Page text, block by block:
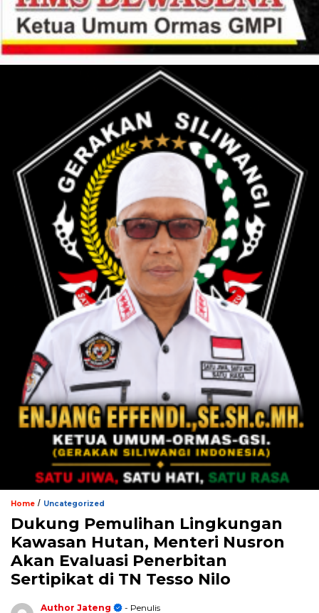
Home / Uncategorized
Dukung Pemulihan Lingkungan
Kawasan Hutan, Menteri Nusron
Akan Evaluasi Penerbitan
Sertipikat di TN Tesso Nilo
Author Jateng - Penulis